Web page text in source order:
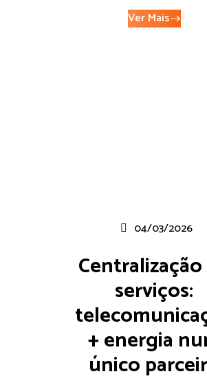
Ver Mais
04/03/2026
serviços:
+ energia
único